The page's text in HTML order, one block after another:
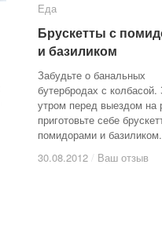
Еда
Брускетты с
и базиликом
Забудьте о банальных
бутербродах с колбасой.
утром перед выездом на
приготовьте себе
помидорами и базиликом.
30.08.2012 / Ваш отзыв
Еда
Брускетты с
и базиликом
30.08.2012 / Ваш отзыв